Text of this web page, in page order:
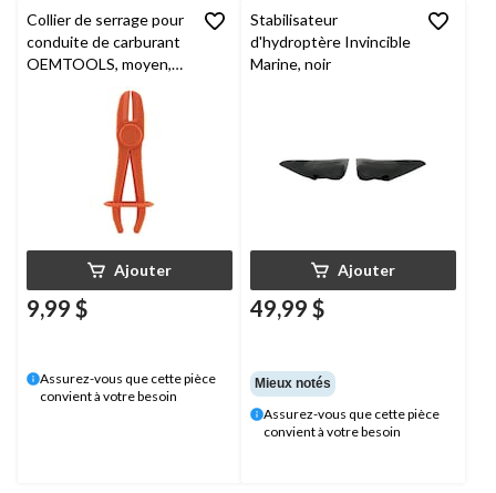
Collier de serrage pour
conduite de carburant
OEMTOOLS, moyen,
1/4 po/3/4 po, 44379
Ajouter
9,99 $
Assurez-vous que cette pièce
convient à votre besoin
Stabilisateur
d'hydroptère Invincible
Marine, noir
Ajouter
49,99 $
Mieux notés
Assurez-vous que cette pièce
convient à votre besoin